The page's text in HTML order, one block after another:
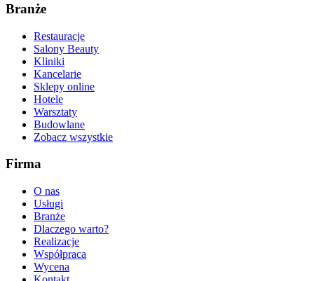
Branże
Restauracje
Salony Beauty
Kliniki
Kancelarie
Sklepy online
Hotele
Warsztaty
Budowlane
Zobacz wszystkie
Firma
O nas
Usługi
Branże
Dlaczego warto?
Realizacje
Współpraca
Wycena